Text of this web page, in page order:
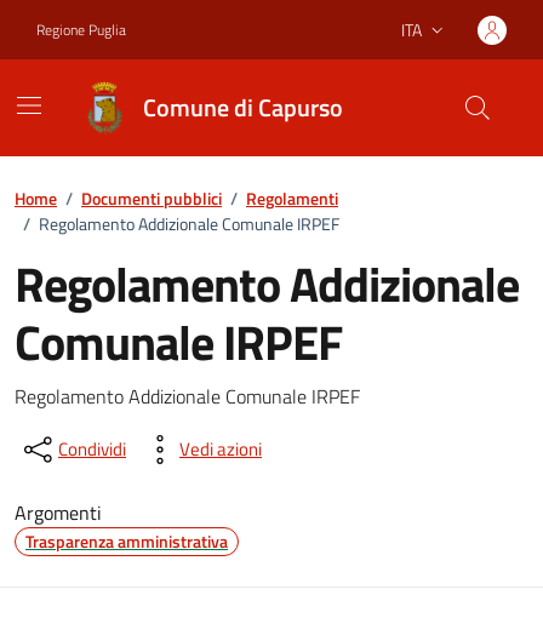
Regione Puglia Lingua attiva:
ITA
Comune di Capurso
Home / Documenti pubblici / Regolamenti
/ Regolamento Addizionale Comunale IRPEF
Regolamento Addizionale
Comunale IRPEF
Dettagli del documento
Regolamento Addizionale Comunale IRPEF
Condividi Vedi azioni
Argomenti
Trasparenza amministrativa